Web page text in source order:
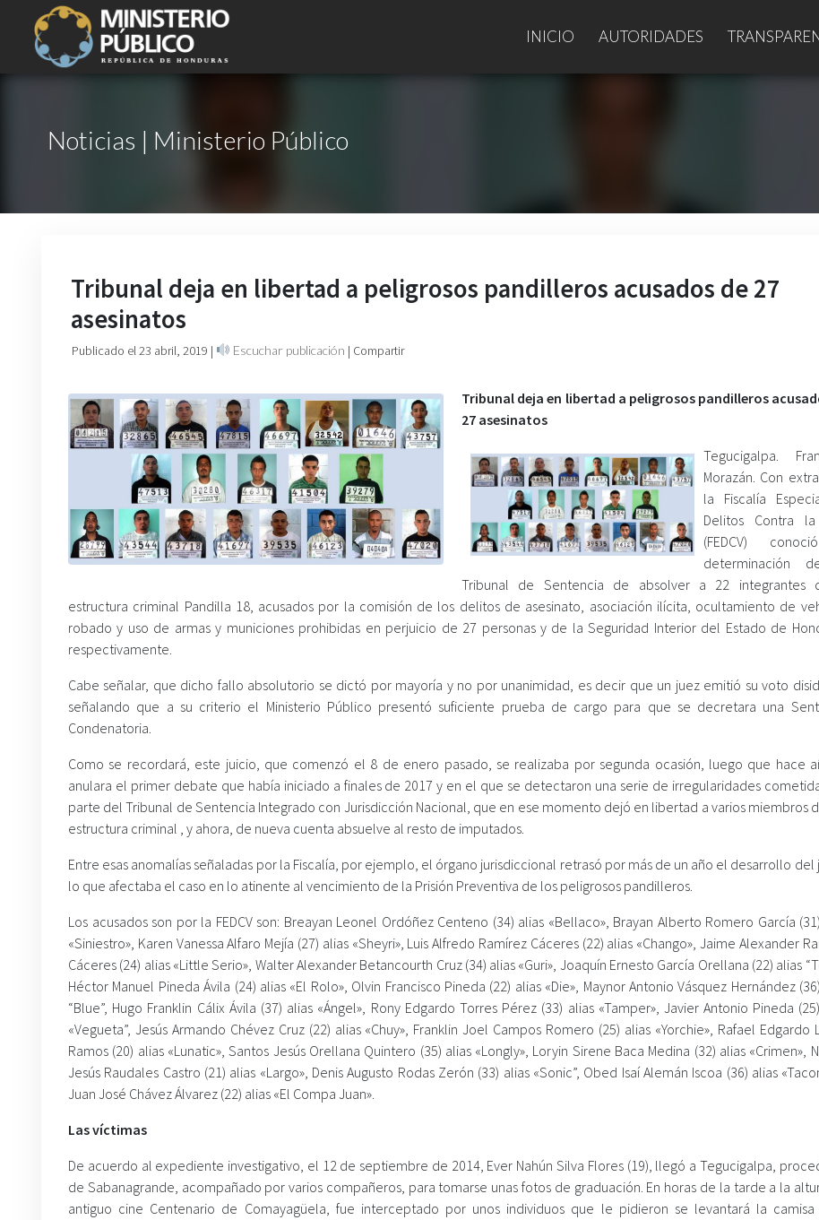
INICIO AUTORIDADES
Noticias | Ministerio Público
Tribunal deja en libertad a peligrosos pandilleros acusados de 27
asesinatos
Publicado el 23 abril, 2019 | Escuchar publicación | Compartir
Tribunal deja en libertad a peligrosos pandilleros
27 asesinatos
Tegucigalpa.
Morazán. Con
la Fiscalía
Delitos Contra
(FEDCV)
determinación
Tribunal de Sentencia de absolver a 22 integrantes
estructura criminal Pandilla 18, acusados por la comisión de los delitos de asesinato, asociación ilícita, ocultamiento de
robado y uso de armas y municiones prohibidas en perjuicio de 27 personas y de la Seguridad Interior del Estado de
respectivamente.
Cabe señalar, que dicho fallo absolutorio se dictó por mayoría y no por unanimidad, es decir que un juez emitió su voto
señalando que a su criterio el Ministerio Público presentó suficiente prueba de cargo para que se decretara una
Condenatoria.
Como se recordará, este juicio, que comenzó el 8 de enero pasado, se realizaba por segunda ocasión, luego que hace
anulara el primer debate que había iniciado a finales de 2017 y en el que se detectaron una serie de irregularidades
parte del Tribunal de Sentencia Integrado con Jurisdicción Nacional, que en ese momento dejó en libertad a varios miembros
estructura criminal , y ahora, de nueva cuenta absuelve al resto de imputados.
Entre esas anomalías señaladas por la Fiscalía, por ejemplo, el órgano jurisdiccional retrasó por más de un año el desarrollo del
lo que afectaba el caso en lo atinente al vencimiento de la Prisión Preventiva de los peligrosos pandilleros.
Los acusados son por la FEDCV son: Breayan Leonel Ordóñez Centeno (34) alias «Bellaco», Brayan Alberto Romero García
«Siniestro», Karen Vanessa Alfaro Mejía (27) alias «Sheyri», Luis Alfredo Ramírez Cáceres (22) alias «Chango», Jaime Alexander
Cáceres (24) alias «Little Serio», Walter Alexander Betancourth Cruz (34) alias «Guri», Joaquín Ernesto García Orellana (22) alias
Héctor Manuel Pineda Ávila (24) alias «El Rolo», Olvin Francisco Pineda (22) alias «Die», Maynor Antonio Vásquez Hernández
“Blue”, Hugo Franklin Cálix Ávila (37) alias «Ángel», Rony Edgardo Torres Pérez (33) alias «Tamper», Javier Antonio Pineda
«Vegueta”, Jesús Armando Chévez Cruz (22) alias «Chuy», Franklin Joel Campos Romero (25) alias «Yorchie», Rafael Edgardo
Ramos (20) alias «Lunatic», Santos Jesús Orellana Quintero (35) alias «Longly», Loryin Sirene Baca Medina (32) alias «Crimen»,
Jesús Raudales Castro (21) alias «Largo», Denis Augusto Rodas Zerón (33) alias «Sonic”, Obed Isaí Alemán Iscoa (36) alias
Juan José Chávez Álvarez (22) alias «El Compa Juan».
Las víctimas
De acuerdo al expediente investigativo, el 12 de septiembre de 2014, Ever Nahún Silva Flores (19), llegó a Tegucigalpa,
de Sabanagrande, acompañado por varios compañeros, para tomarse unas fotos de graduación. En horas de la tarde a la
antiguo cine Centenario de Comayagüela, fue interceptado por unos individuos que le pidieron se levantará la